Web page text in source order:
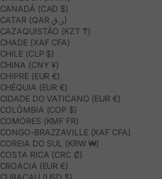
CANADÁ (CAD $)
CATAR (QAR ر.ق)
CAZAQUISTÃO (KZT ₸)
CHADE (XAF CFA)
CHILE (CLP $)
CHINA (CNY ¥)
CHIPRE (EUR €)
CHÉQUIA (EUR €)
CIDADE DO VATICANO (EUR €)
COLÔMBIA (COP $)
COMORES (KMF FR)
CONGO-BRAZZAVILLE (XAF CFA)
COREIA DO SUL (KRW ₩)
COSTA RICA (CRC ₡)
CROÁCIA (EUR €)
CURAÇAU (USD $)